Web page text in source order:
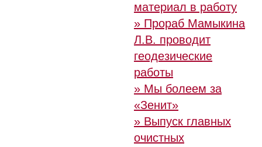
материал в работу
» Прораб Мамыкина
Л.В. проводит
геодезические
работы
» Мы болеем за
«Зенит»
» Выпуск главных
очистных